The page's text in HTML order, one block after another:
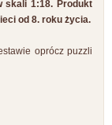
skali 1:18. Produkt
od 8. roku życia.
oprócz puzzli